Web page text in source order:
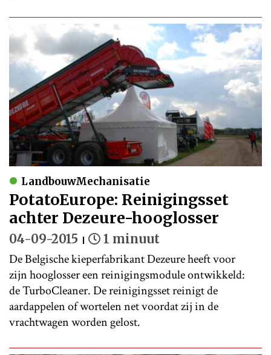
LandbouwMechanisatie
PotatoEurope: Reinigingsset
achter Dezeure-hooglosser
04-09-2015 1 minuut
De Belgische kieperfabrikant Dezeure heeft voor
zijn hooglosser een reinigingsmodule ontwikkeld:
de TurboCleaner. De reinigingsset reinigt de
aardappelen of wortelen net voordat zij in de
vrachtwagen worden gelost.